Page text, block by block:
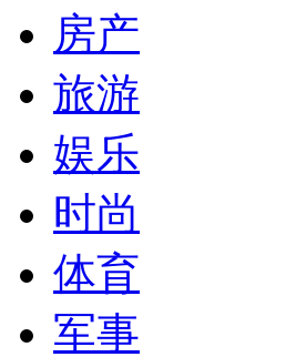
房产
旅游
娱乐
时尚
体育
军事